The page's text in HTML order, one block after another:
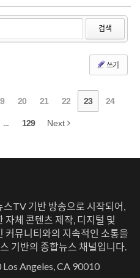
검색
쓰기
20 21 22 23 24
... 129 Next
TV 기반 방송으로 시작되어,
자체 콘텐츠 제작, 디지털 및
커뮤니티와의 지속적인 소통을
기반의 종합뉴스 채널입니다.
Angeles, CA 90010